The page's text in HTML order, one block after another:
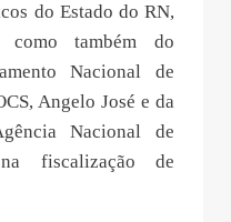
do Estado do RN,
como também do
Nacional de
Angelo José e da
Nacional de
fiscalização de